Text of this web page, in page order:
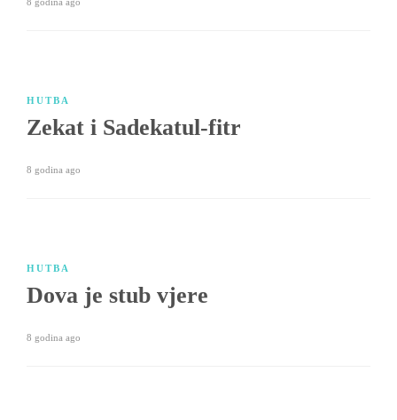
HUTBA
Zekat i Sadekatul-fitr
8 godina ago
HUTBA
Dova je stub vjere
8 godina ago